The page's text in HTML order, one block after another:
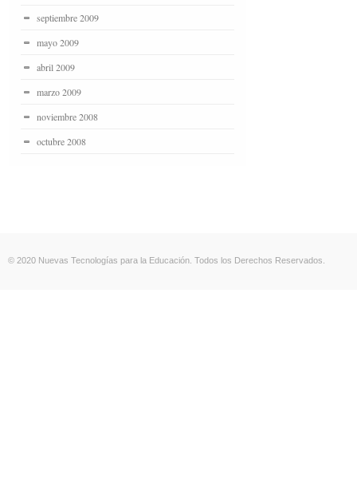
septiembre 2009
mayo 2009
abril 2009
marzo 2009
noviembre 2008
octubre 2008
© 2020 Nuevas Tecnologías para la Educación. Todos los Derechos Reservados.